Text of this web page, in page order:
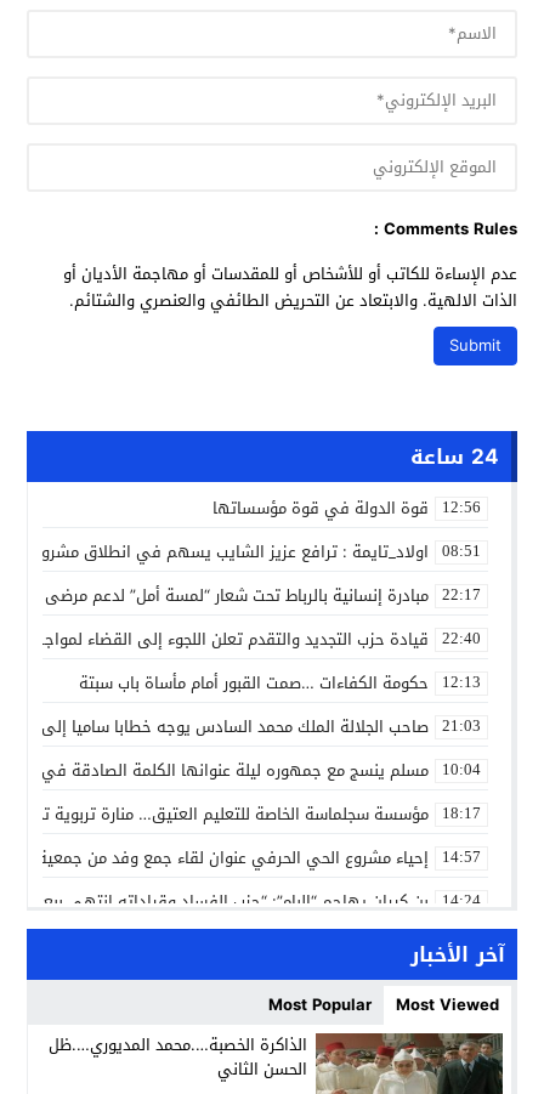
Comments Rules :
عدم الإساءة للكاتب أو للأشخاص أو للمقدسات أو مهاجمة الأديان أو
الذات الالهية. والابتعاد عن التحريض الطائفي والعنصري والشتائم.
24 ساعة
12:56 قوة الدولة في قوة مؤسساتها
08:51 اولاد_تايمة : ترافع عزيز الشايب يسهم في انطلاق مشروع
22:17 مبادرة إنسانية بالرباط تحت شعار “لمسة أمل” لدعم مرضى
22:40 قيادة حزب التجديد والتقدم تعلن اللجوء إلى القضاء لمواجهة
12:13 حكومة الكفاءات …صمت القبور أمام مأساة باب سبتة
21:03 صاحب الجلالة الملك محمد السادس يوجه خطابا ساميا إلى
10:04 مسلم ينسج مع جمهوره ليلة عنوانها الكلمة الصادقة في
18:17 مؤسسة سجلماسة الخاصة للتعليم العتيق… منارة تربوية تجمع
14:57 إحياء مشروع الحي الحرفي عنوان لقاء جمع وفد من جمعية
14:24 بن كيران يهاجم “البام”: “حزب الفساد وقياداته انتهى
11:33 كمال محرر يقود استئنافية تارودانت: مسار قضائي راسخ ورؤية
حبشان وكيلاً عاماً بتارودانت: ترقية جديدة في الحركة القضائية
21:28 حزب الديمقراطيين الجدد يؤسس منظمتي شباب ونساء الصحراء
13:37 عطش أولاد تايمة وسياسة “الحبة والقبة”: هل أصبح الماء إنجازاً
آخر الأخبار
Most Viewed
Most Popular
الذاكرة الخصبة….محمد المديوري….ظل
الحسن الثاني